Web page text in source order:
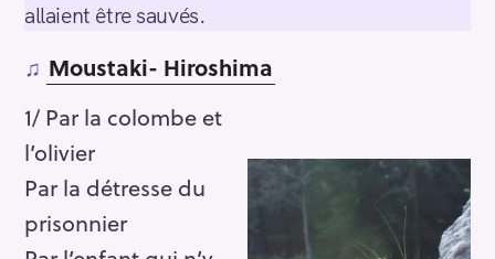
allaient être sauvés.
♫ Moustaki- Hiroshima
1/ Par la colombe et
l’olivier
Par la détresse du
prisonnier